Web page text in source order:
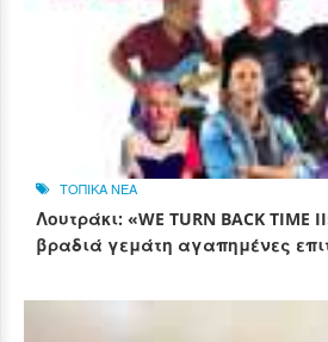
ΤΟΠΙΚΑ ΝΕΑ
Λουτράκι: «WE TURN BACK TIME
βραδιά γεμάτη αγαπημένες